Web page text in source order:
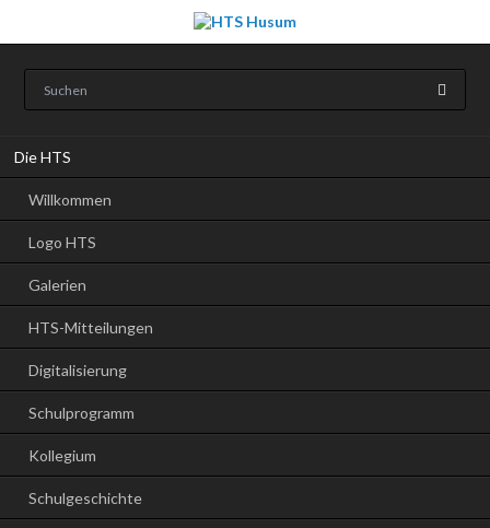
überspringen
Die HTS
Willkommen
Logo HTS
Galerien
HTS-Mitteilungen
Digitalisierung
Schulprogramm
Kollegium
Schulgeschichte